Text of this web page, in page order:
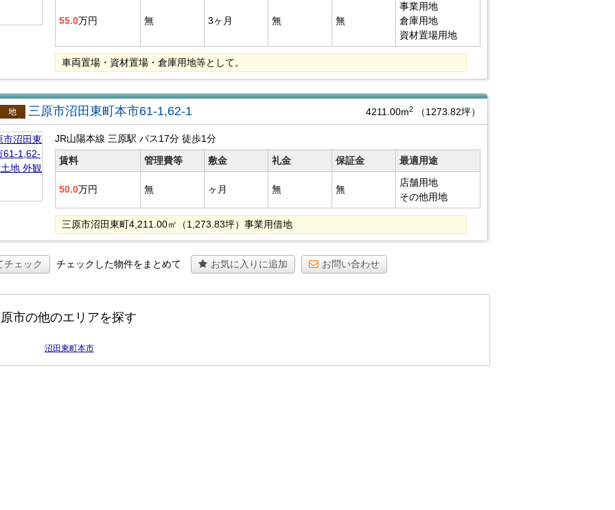
55.0万円 無 3ヶ月 無 無
事業用地
倉庫用地
資材置場用地
車両置場・資材置場・倉庫用地等として。
土地
三原市沼田東町本市61-1,62-1 4211.00m2 （1273.82坪）
JR山陽本線 三原駅 バス17分 徒歩1分
賃料
管理費等 敷金 礼金 保証金 最適用途
50.0万円 無 ヶ月 無 無
店舗用地
その他用地
三原市沼田東町4,211.00㎡（1,273.83坪）事業用借地
チェック チェックした物件をまとめて お気に入りに追加 お問い合わせ
市の他のエリアを探す
沼田東町本市